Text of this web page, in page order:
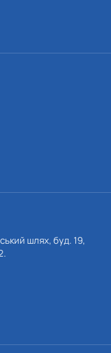
шлях, буд. 19,